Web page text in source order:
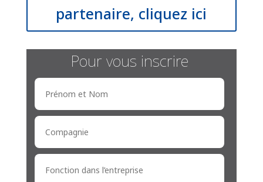
partenaire, cliquez ici
Pour vous inscrire